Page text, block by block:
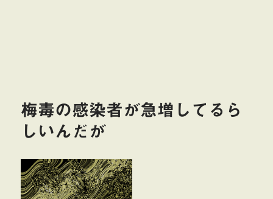
梅毒の感染者が急増してるら
しいんだが